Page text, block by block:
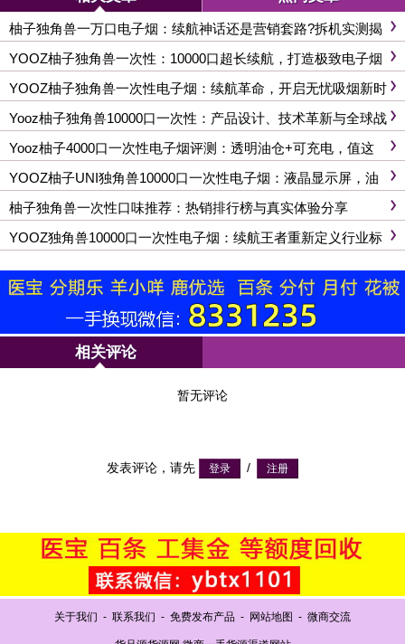
柚子独角兽一万口电子烟：续航神话还是营销套路?拆机实测揭
露真相
YOOZ柚子独角兽一次性：10000口超长续航，打造极致电子烟
体验
YOOZ柚子独角兽一次性电子烟：续航革命，开启无忧吸烟新时
代?
Yooz柚子独角兽10000口一次性：产品设计、技术革新与全球战
略布局
Yooz柚子4000口一次性电子烟评测：透明油仓+可充电，值这
个价吗?
YOOZ柚子UNI独角兽10000口一次性电子烟：液晶显示屏，油
电显示
柚子独角兽一次性口味推荐：热销排行榜与真实体验分享
YOOZ独角兽10000口一次性电子烟：续航王者重新定义行业标
准
相关评论
暂无评论
发表评论，请先 /
关于我们 - 联系我们 - 免费发布产品 - 网站地图 - 微商交流